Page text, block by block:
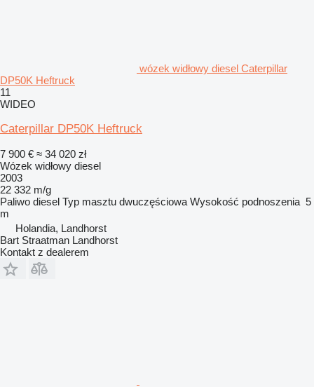
wózek widłowy diesel Caterpillar
DP50K Heftruck
11
WIDEO
Caterpillar DP50K Heftruck
7 900 € ≈ 34 020 zł
Wózek widłowy diesel
2003
22 332 m/g
Paliwo diesel Typ masztu dwuczęściowa Wysokość podnoszenia 5
m
Holandia, Landhorst
Bart Straatman Landhorst
Kontakt z dealerem